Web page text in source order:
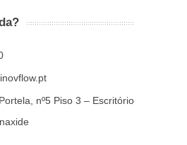
nº5 Piso 3 – Escritório